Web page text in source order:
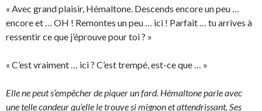
« Avec grand plaisir, Hémaltone. Descends encore un peu …
encore et … OH ! Remontes un peu … ici ! Parfait … tu arrives à
ressentir ce que j’éprouve pour toi ? »
« C’est vraiment … ici ? C’est trempé, est-ce que … »
Elle ne peut s’empêcher de piquer un fard. Hémaltone parle avec
une telle candeur qu’elle le trouve si mignon et attendrissant. Ses